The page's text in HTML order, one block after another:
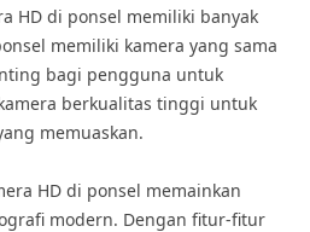
HD di ponsel memiliki banyak
memiliki kamera yang sama
bagi pengguna untuk
berkualitas tinggi untuk
memuaskan.
HD di ponsel memainkan
modern. Dengan fitur-fitur